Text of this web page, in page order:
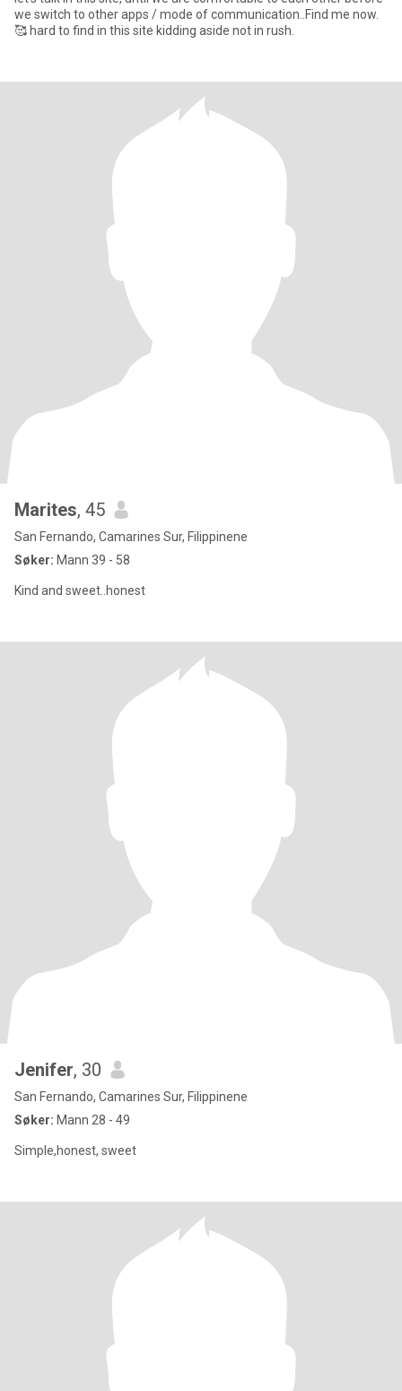
we switch to other apps / mode of communication..Find me now.
🥰 hard to find in this site kidding aside not in rush.
Marites, 45
San Fernando, Camarines Sur, Filippinene
Søker: Mann 39 - 58
Kind and sweet..honest
Jenifer, 30
San Fernando, Camarines Sur, Filippinene
Søker: Mann 28 - 49
Simple,honest, sweet